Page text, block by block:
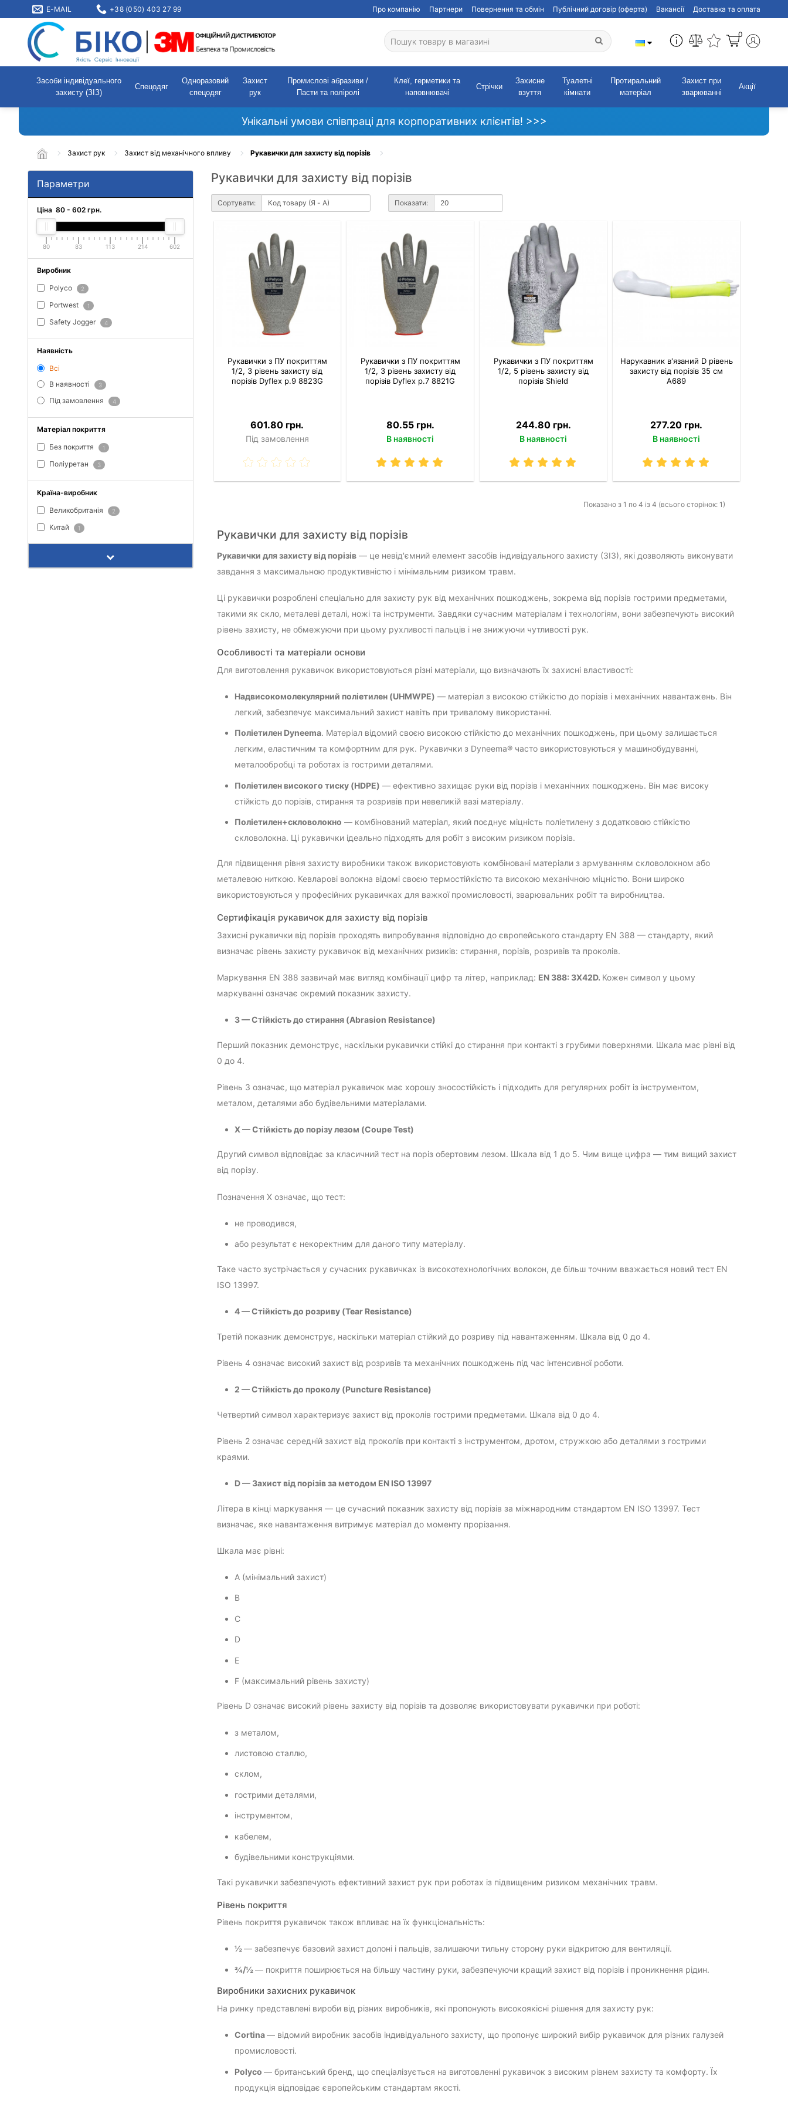
E-MAIL +38 (050) 403 27 99 Про компанію Партнери Повернення та обмін Публічний договір (оферта) Вакансії Доставка та оплата
0
Засоби індивідуального
захисту (ЗІЗ)
Спецодяг
Одноразовий
спецодяг
Захист
рук
Промислові абразиви /
Пасти та поліролі
Клеї, герметики та
наповнювачі
Стрічки
Захисне
взуття
Туалетні
кімнати
Протиральний
матеріал
Захист при
зварюванні
Акції
Унікальні умови співпраці для корпоративних клієнтів! >>>
Захист рук Захист від механічного впливу Рукавички для захисту від порізів
Параметри
Ціна 80 - 602 грн.
80 83 113 214 602
Виробник
Polyco 2
Portwest 1
Safety Jogger 4
Наявність
Всі
В наявності
3
Під замовлення 4
Матеріал покриття
Без покриття 1
Поліуретан 3
Країна-виробник
Великобританія 2
Китай 1
Рукавички для захисту від порізів
Сортувати: Показати:
Рукавички з ПУ покриттям
1/2, 3 рівень захисту від
порізів Dyflex р.9 8823G
601.80 грн.
Під замовлення
Рукавички з ПУ покриттям
1/2, 3 рівень захисту від
порізів Dyflex р.7 8821G
80.55 грн.
В наявності
Рукавички з ПУ покриттям
1/2, 5 рівень захисту від
порізів Shield
244.80 грн.
В наявності
Нарукавник в'язаний D рівень
захисту від порізів 35 см
A689
277.20 грн.
В наявності
Показано з 1 по 4 із 4 (всього сторінок: 1)
Рукавички для захисту від порізів
Рукавички для захисту від порізів— це невід'ємний елемент засобів індивідуального захисту (ЗІЗ), які дозволяють виконувати
завдання з максимальною продуктивністю і мінімальним ризиком травм.
Ці рукавички розроблені спеціально для захисту рук від механічних пошкоджень, зокрема від порізів гострими предметами,
такими як скло, металеві деталі, ножі та інструменти. Завдяки сучасним матеріалам і технологіям, вони забезпечують високий
рівень захисту, не обмежуючи при цьому рухливості пальців і не знижуючи чутливості рук.
Особливості та матеріали основи
Для виготовлення рукавичок використовуються різні матеріали, що визначають їх захисні властивості:
Надвисокомолекулярний поліетилен (UHMWPE) — матеріал з високою стійкістю до порізів і механічних навантажень. Він
легкий, забезпечує максимальний захист навіть при тривалому використанні.
Поліетилен Dyneema. Матеріал відомий своєю високою стійкістю до механічних пошкоджень, при цьому залишається
легким, еластичним та комфортним для рук. Рукавички з Dyneema® часто використовуються у машинобудуванні,
металообробці та роботах із гострими деталями.
Поліетилен високого тиску (HDPE) — ефективно захищає руки від порізів і механічних пошкоджень. Він має високу
стійкість до порізів, стирання та розривів при невеликій вазі матеріалу.
Поліетилен+скловолокно — комбінований матеріал, який поєднує міцність поліетилену з додатковою стійкістю
скловолокна. Ці рукавички ідеально підходять для робіт з високим ризиком порізів.
Для підвищення рівня захисту виробники також використовують комбіновані матеріали з армуванням скловолокном або
металевою ниткою. Кевларові волокна відомі своєю термостійкістю та високою механічною міцністю. Вони широко
використовуються у професійних рукавичках для важкої промисловості, зварювальних робіт та виробництва.
Сертифікація рукавичок для захисту від порізів
Захисні рукавички від порізів проходять випробування відповідно до європейського стандарту EN 388 — стандарту, який
визначає рівень захисту рукавичок від механічних ризиків: стирання, порізів, розривів та проколів.
Маркування EN 388 зазвичай має вигляд комбінації цифр та літер, наприклад: EN 388: 3X42D. Кожен символ у цьому
маркуванні означає окремий показник захисту.
3 — Стійкість до стирання (Abrasion Resistance)
Перший показник демонструє, наскільки рукавички стійкі до стирання при контакті з грубими поверхнями. Шкала має рівні від
0 до 4.
Рівень 3 означає, що матеріал рукавичок має хорошу зносостійкість і підходить для регулярних робіт із інструментом,
металом, деталями або будівельними матеріалами.
X — Стійкість до порізу лезом (Coupe Test)
Другий символ відповідає за класичний тест на поріз обертовим лезом. Шкала від 1 до 5. Чим вище цифра — тим вищий захист
від порізу.
Позначення X означає, що тест:
не проводився,
або результат є некоректним для даного типу матеріалу.
Таке часто зустрічається у сучасних рукавичках із високотехнологічних волокон, де більш точним вважається новий тест EN
ISO 13997.
4 — Стійкість до розриву (Tear Resistance)
Третій показник демонструє, наскільки матеріал стійкий до розриву під навантаженням. Шкала від 0 до 4.
Рівень 4 означає високий захист від розривів та механічних пошкоджень під час інтенсивної роботи.
2 — Стійкість до проколу (Puncture Resistance)
Четвертий символ характеризує захист від проколів гострими предметами. Шкала від 0 до 4.
Рівень 2 означає середній захист від проколів при контакті з інструментом, дротом, стружкою або деталями з гострими
краями.
D — Захист від порізів за методом EN ISO 13997
Літера в кінці маркування — це сучасний показник захисту від порізів за міжнародним стандартом EN ISO 13997. Тест
визначає, яке навантаження витримує матеріал до моменту прорізання.
Шкала має рівні:
A (мінімальний захист)
B
C
D
E
F (максимальний рівень захисту)
Рівень D означає високий рівень захисту від порізів та дозволяє використовувати рукавички при роботі:
з металом,
листовою сталлю,
склом,
гострими деталями,
інструментом,
кабелем,
будівельними конструкціями.
Такі рукавички забезпечують ефективний захист рук при роботах із підвищеним ризиком механічних травм.
Рівень покриття
Рівень покриття рукавичок також впливає на їх функціональність:
½— забезпечує базовий захист долоні і пальців, залишаючи тильну сторону руки відкритою для вентиляції.
¾/½— покриття поширюється на більшу частину руки, забезпечуючи кращий захист від порізів і проникнення рідин.
Виробники захисних рукавичок
На ринку представлені вироби від різних виробників, які пропонують високоякісні рішення для захисту рук:
Cortina— відомий виробник засобів індивідуального захисту, що пропонує широкий вибір рукавичок для різних галузей
промисловості.
Polyco — британський бренд, що спеціалізується на виготовленні рукавичок з високим рівнем захисту та комфорту. Їх
продукція відповідає європейським стандартам якості.